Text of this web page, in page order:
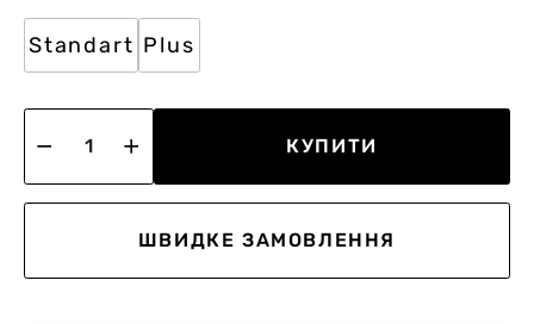
Standart Plus
КУПИТИ
ШВИДКЕ ЗАМОВЛЕННЯ